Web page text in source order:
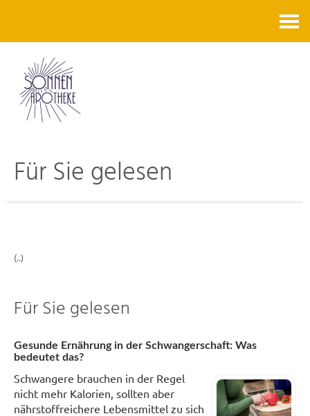
Für Sie gelesen
(..)
Für Sie gelesen
Gesunde Ernährung in der Schwangerschaft: Was
bedeutet das?
Schwangere brauchen in der Regel
nicht mehr Kalorien, sollten aber
nährstoffreichere Lebensmittel zu sich